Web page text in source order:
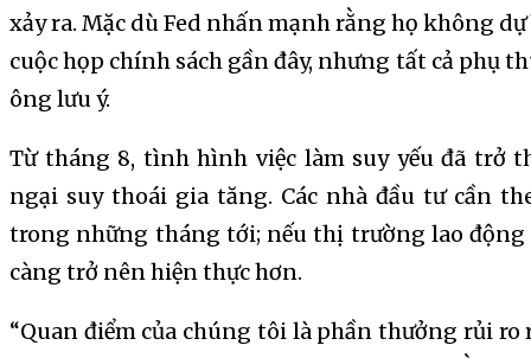
xảy ra. Mặc dù Fed nhấn mạnh rằng họ không
cuộc họp chính sách gần đây, nhưng tất cả phụ
ông lưu ý.
Từ tháng 8, tình hình việc làm suy yếu đã trở
ngại suy thoái gia tăng. Các nhà đầu tư cần
trong những tháng tới; nếu thị trường lao động
càng trở nên hiện thực hơn.
“Quan điểm của chúng tôi là phần thưởng rủi